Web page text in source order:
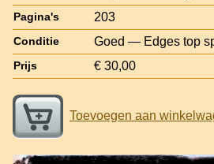
Pagina's 203
Conditie Goed — Edges top
Prijs € 30,00
Toevoegen aan